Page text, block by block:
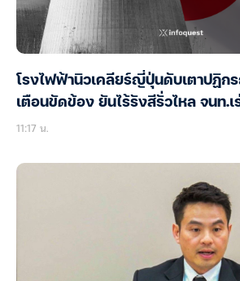
โรงไฟฟ้านิวเคลียร์ญี่ปุ่นดับเตาปฏิก
เตือนขัดข้อง ยันไร้รังสีรั่วไหล จนท.เ
11:17 น.